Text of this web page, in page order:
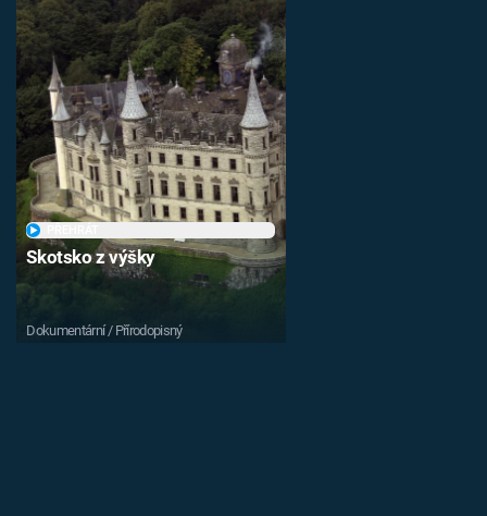
Skotsko z výšky
Dokumentární / Přírodopisný